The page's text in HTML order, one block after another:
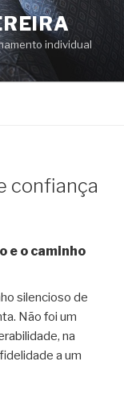
individual
confiança
e o caminho
silencioso de
Não foi um
na
a um